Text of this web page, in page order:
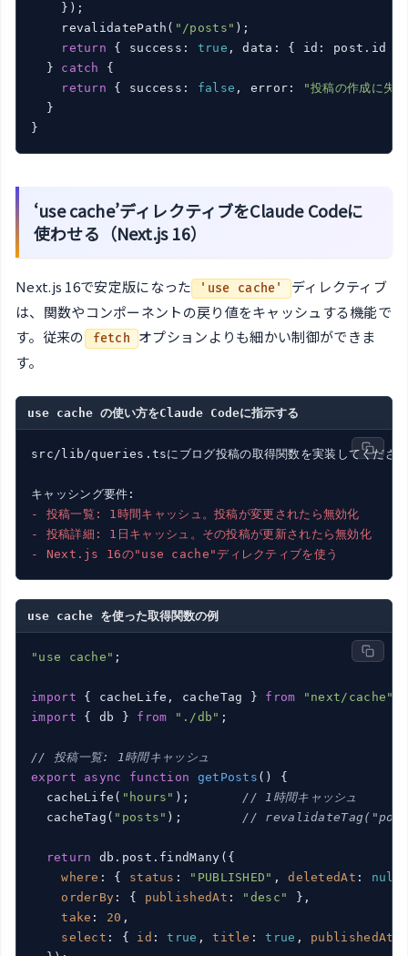
    });
    revalidatePath(
"/posts" );
return { success: true , data: { id: post.id
  }
catch
{
return { success: false , error:
"投稿の作成に失
  }
}
‘use cache’ディレクティブをClaude Codeに
使わせる（Next.js 16）
Next.js 16で安定版になった 'use cache'
ディレクティブ
は、関数やコンポーネントの戻り値をキャッシュする機能で
す。従来の
fetch
オプションよりも細かい制御ができま
す。
use cache の使い方をClaude Codeに指示する
src/lib/queries.tsにブログ投稿の取得関数を実装してくださ
- 投稿一覧: 1時間キャッシュ。投稿が変更されたら無効化
- 投稿詳細: 1日キャッシュ。その投稿が更新されたら無効化
- Next.js 16の"use cache"ディレクティブを使う
use cache を使った取得関数の例
"use cache" ;
import { cacheLife, cacheTag } from "next/cache"
import { db } from "./db" ;
// 投稿一覧: 1時間キャッシュ
export
async function getPosts ( ) {
  cacheLife(
"hours" ); // 1時間キャッシュ
  cacheTag(
"posts" ); //
return db.post.findMany({
where : { status : "PUBLISHED" , deletedAt : null
orderBy : { publishedAt : "desc"
},
take : 20 ,
select : { id : true , title : true , publishedAt